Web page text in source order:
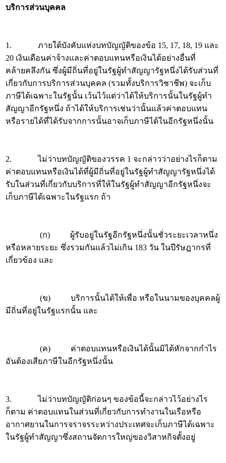
บริการส่วนบุคคล
1. ภายใต้บังคับแห่งบทบัญญัติของข้อ 15, 17, 18, 19 และ
20 เงินเดือนค่าจ้างและค่าตอบแทนหรือเงินได้อย่างอื่นที่
คล้ายคลึงกัน ซึ่งผู้มีถิ่นที่อยู่ในรัฐผู้ทำสัญญารัฐหนึ่งได้รับส่วนที่
เกี่ยวกับการบริการส่วนบุคคล (รวมทั้งบริการวิชาชีพ) จะเก็บ
ภาษีได้เฉพาะในรัฐนั้น เว้นไว้แต่ว่าได้ให้บริการนั้นในรัฐผู้ทำ
สัญญาอีกรัฐหนึ่ง ถ้าได้ให้บริการเช่นว่านั้นแล้วค่าตอบแทน
หรือรายได้ที่ได้รับจากการนั้นอาจเก็บภาษีได้ในอีกรัฐหนึ่งนั้น
2. ไม่ว่าบทบัญญัติของวรรค 1 จะกล่าวว่าอย่างไรก็ตาม
ค่าตอบแทนหรือเงินได้ที่ผู้มีถิ่นที่อยู่ในรัฐผู้ทำสัญญารัฐหนึ่งได้
รับในส่วนที่เกี่ยวกับบริการที่ให้ในรัฐผู้ทำสัญญาอีกรัฐหนึ่งจะ
เก็บภาษีได้เฉพาะในรัฐแรก ถ้า
(ก) ผู้รับอยู่ในรัฐอีกรัฐหนึ่งนั้นชั่วระยะเวลาหนึ่ง
หรือหลายระยะ ซึ่งรวมกันแล้วไม่เกิน 183 วัน ในปีรัษฎากรที่
เกี่ยวข้อง และ
(ข) บริการนั้นได้ให้เพื่อ หรือในนามของบุคคลผู้
มีถิ่นที่อยู่ในรัฐแรกนั้น และ
(ค) ค่าตอบแทนหรือเงินได้นั้นมิได้หักจากกำไร
อันต้องเสียภาษีในอีกรัฐหนึ่งนั้น
3. ไม่ว่าบทบัญญัติก่อนๆ ของข้อนี้จะกล่าวไว้อย่างไร
ก็ตาม ค่าตอบแทนในส่วนที่เกี่ยวกับการทำงานในเรือหรือ
อากาศยานในการจราจรระหว่างประเทศจะเก็บภาษีได้เฉพาะ
ในรัฐผู้ทำสัญญาซึ่งสถานจัดการใหญ่ของวิสาหกิจตั้งอยู่